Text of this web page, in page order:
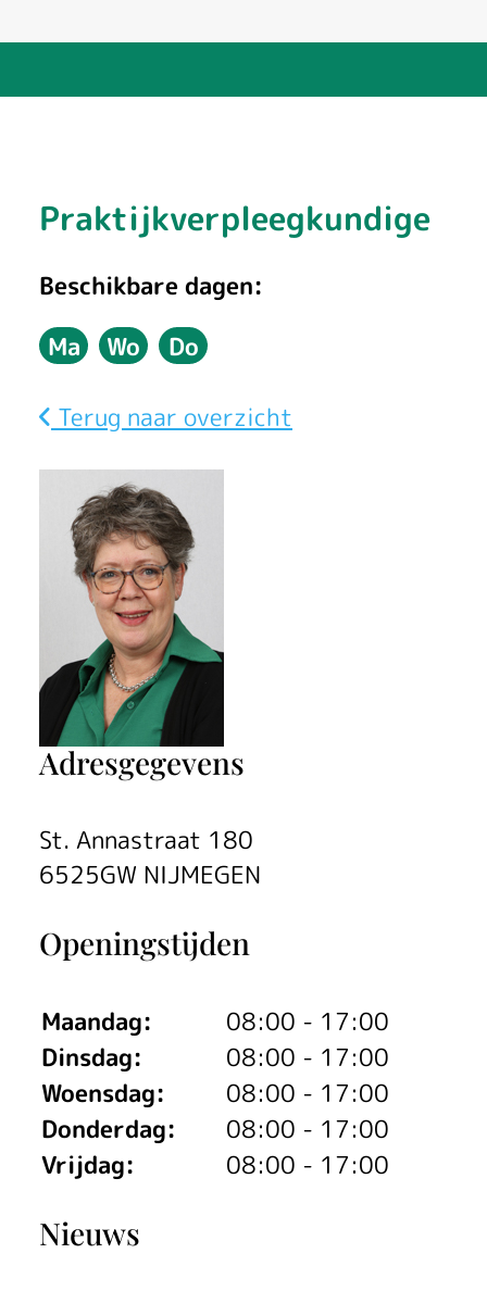
A
n
e
l
p
m
a
n
Praktijkverpleegkundige
Beschikbare dagen:
Maandag
Ma Woensdag
Wo Donderdag
Do
Terug naar overzicht
Adresgegevens
St. Annastraat 180
6525GW NIJMEGEN
Openingstijden
Maandag:
08:00 - 17:00
Dinsdag:
08:00 - 17:00
Woensdag:
08:00 - 17:00
Donderdag:
08:00 - 17:00
Vrijdag:
08:00 - 17:00
Nieuws